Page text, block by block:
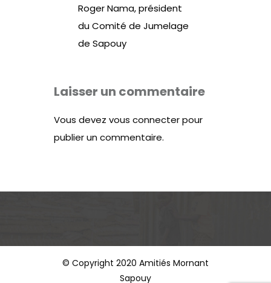
Roger Nama, président
du Comité de Jumelage
de Sapouy
Laisser un commentaire
Vous devez vous connecterpour
publier un commentaire.
© Copyright 2020 Amitiés Mornant
Sapouy